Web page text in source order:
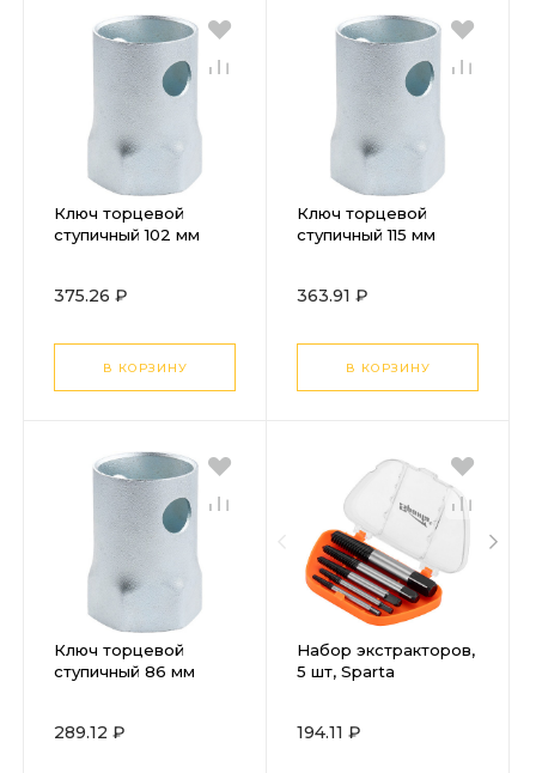
Ключ торцевой
ступичный 102 мм
375.26 ₽
В КОРЗИНУ
Ключ торцевой
ступичный 115 мм
363.91 ₽
В КОРЗИНУ
Ключ торцевой
ступичный 86 мм
289.12 ₽
Набор экстракторов,
5 шт, Sparta
194.11 ₽